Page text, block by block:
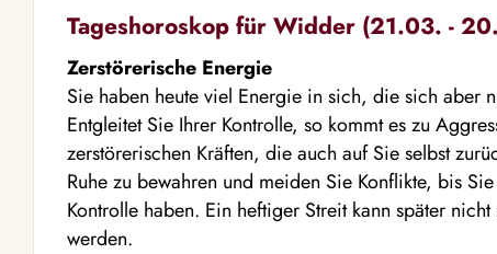
Tageshoroskop für Widder (21.03. -
Zerstörerische Energie
Sie haben heute viel Energie in sich, die sich aber
Entgleitet Sie Ihrer Kontrolle, so kommt es zu
zerstörerischen Kräften, die auch auf Sie selbst
Ruhe zu bewahren und meiden Sie Konflikte, bis
Kontrolle haben. Ein heftiger Streit kann später
werden.